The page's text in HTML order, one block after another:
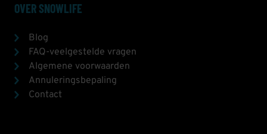
OVER SNOWLIFE
Blog
FAQ-veelgestelde vragen
Algemene voorwaarden
Annuleringsbepaling
Contact